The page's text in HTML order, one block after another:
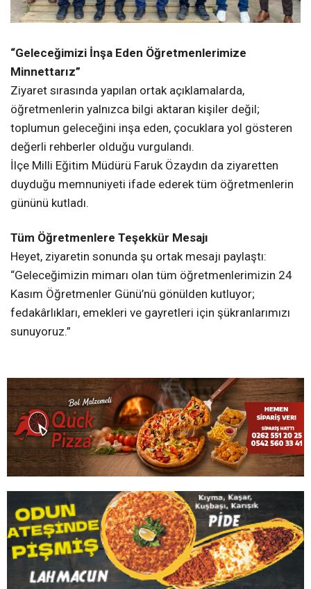
“Geleceğimizi İnşa Eden Öğretmenlerimize
Minnettarız”
Ziyaret sırasında yapılan ortak açıklamalarda,
öğretmenlerin yalnızca bilgi aktaran kişiler değil;
toplumun geleceğini inşa eden, çocuklara yol gösteren
değerli rehberler olduğu vurgulandı.
İlçe Milli Eğitim Müdürü Faruk Özaydın da ziyaretten
duyduğu memnuniyeti ifade ederek tüm öğretmenlerin
gününü kutladı.
Tüm Öğretmenlere Teşekkür Mesajı
Heyet, ziyaretin sonunda şu ortak mesajı paylaştı:
“Geleceğimizin mimarı olan tüm öğretmenlerimizin 24
Kasım Öğretmenler Günü’nü gönülden kutluyor;
fedakârlıkları, emekleri ve gayretleri için şükranlarımızı
sunuyoruz.”